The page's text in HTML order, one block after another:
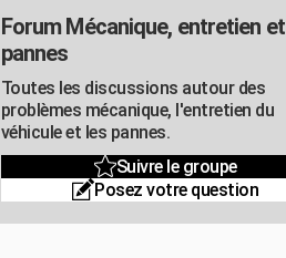
Forum Mécanique, entretien et
pannes
Toutes les discussions autour des
problèmes mécanique, l'entretien du
véhicule et les pannes.
Suivre le groupe
Posez votre question